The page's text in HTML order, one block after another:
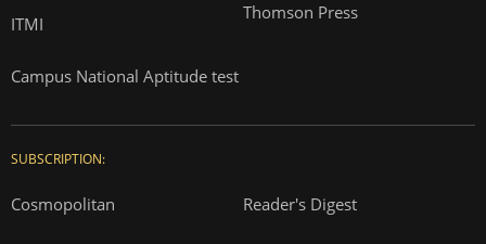
ITMI
Campus National Aptitude test
Thomson Press
SUBSCRIPTION:
Cosmopolitan Reader's Digest